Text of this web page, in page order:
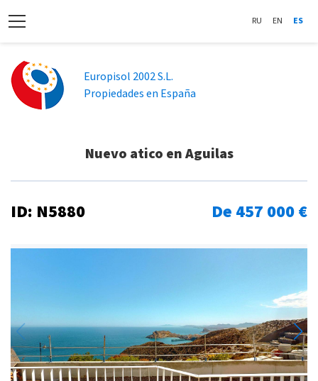
RU EN ES
Europisol 2002 S.L.
Propiedades en España
Nuevo atico en Aguilas
ID: N5880 De 457 000 €